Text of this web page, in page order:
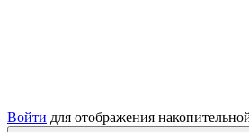
Войти для отображения